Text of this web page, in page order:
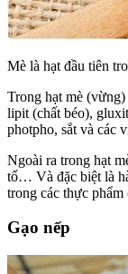
Mè là hạt đầu tiên
Trong hạt mè
lipit (chất béo),
photpho, sắt và
Ngoài ra trong hạt
tố… Và đặc biệt là
trong các thực
Gạo nếp